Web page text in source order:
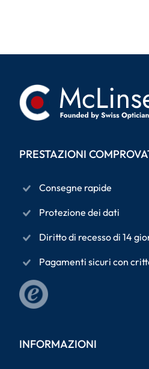
PRESTAZIONI
Consegne rapide
Protezione dei dati
Diritto di recesso di 14
Pagamenti sicuri con
INFORMAZIONI